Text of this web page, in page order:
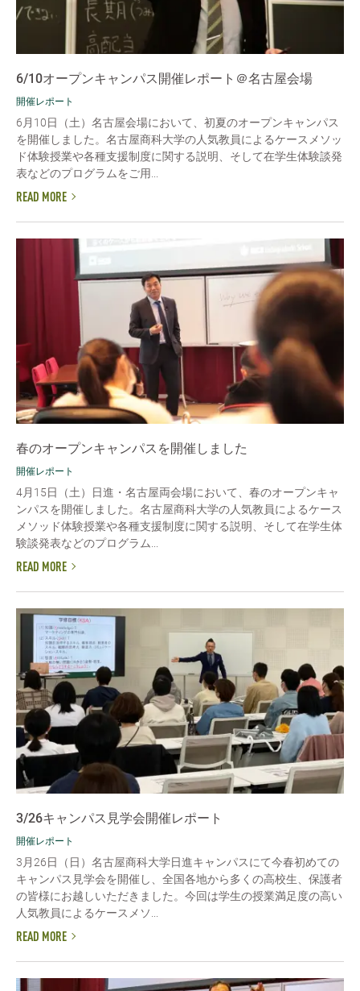
6/10オープンキャンパス開催レポート＠名古屋会場
開催レポート
6月10日（土）名古屋会場において、初夏のオープンキャンパス
を開催しました。名古屋商科大学の人気教員によるケースメソッ
ド体験授業や各種支援制度に関する説明、そして在学生体験談発
表などのプログラムをご用...
READ MORE
春のオープンキャンパスを開催しました
開催レポート
4月15日（土）日進・名古屋両会場において、春のオープンキャ
ンパスを開催しました。名古屋商科大学の人気教員によるケース
メソッド体験授業や各種支援制度に関する説明、そして在学生体
験談発表などのプログラム...
READ MORE
3/26キャンパス見学会開催レポート
開催レポート
3月26日（日）名古屋商科大学日進キャンパスにて今春初めての
キャンパス見学会を開催し、全国各地から多くの高校生、保護者
の皆様にお越しいただきました。今回は学生の授業満足度の高い
人気教員によるケースメソ...
READ MORE